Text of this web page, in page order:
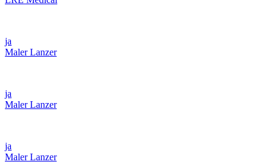
ja
Maler Lanzer
ja
Maler Lanzer
ja
Maler Lanzer